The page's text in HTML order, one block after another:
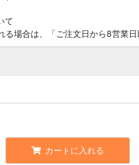
て
る場合は、「ご注文日から8営業
カートに入れる